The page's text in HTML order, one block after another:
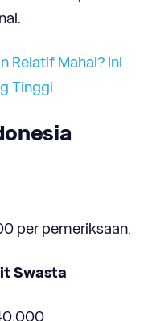
Relatif Mahal? Ini
Tinggi
per pemeriksaan.
Swasta